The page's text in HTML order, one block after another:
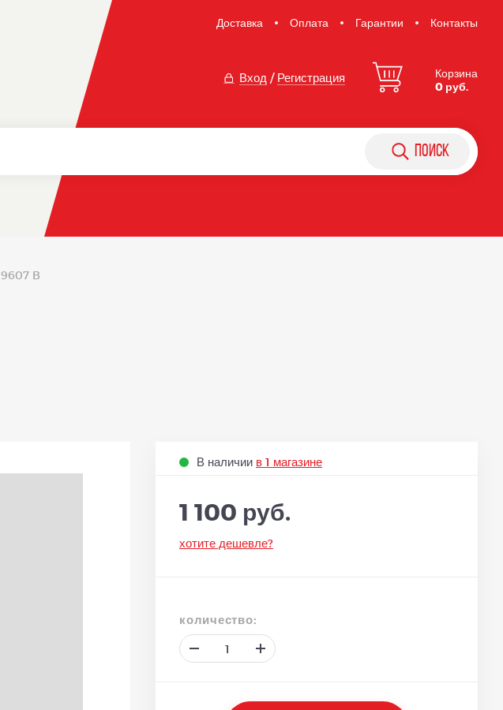
Доставка Оплата Гарантии Контакты
Вход / Регистрация
Корзина
0 руб.
поиск
B
В наличии в 1 магазине
1 100 руб.
хотите дешевле?
количество: